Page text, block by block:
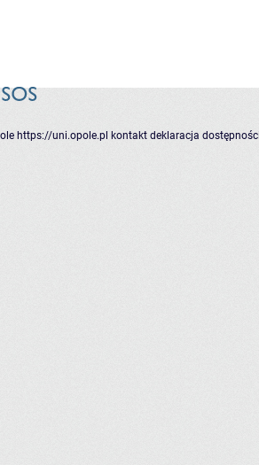
https://uni.opole.pl kontakt deklaracja